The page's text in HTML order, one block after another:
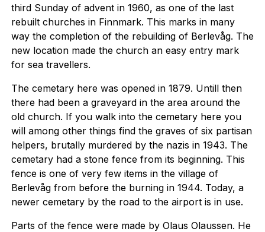
third Sunday of advent in 1960, as one of the last
rebuilt churches in Finnmark. This marks in many
way the completion of the rebuilding of Berlevåg. The
new location made the church an easy entry mark
for sea travellers.
The cemetary here was opened in 1879. Untill then
there had been a graveyard in the area around the
old church. If you walk into the cemetary here you
will among other things find the graves of six partisan
helpers, brutally murdered by the nazis in 1943. The
cemetary had a stone fence from its beginning. This
fence is one of very few items in the village of
Berlevåg from before the burning in 1944. Today, a
newer cemetary by the road to the airport is in use.
Parts of the fence were made by Olaus Olaussen. He